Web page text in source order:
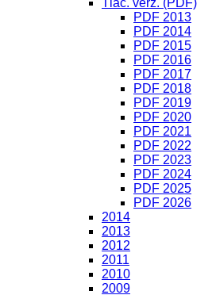
Tlač. verz. (PDF)
PDF 2013
PDF 2014
PDF 2015
PDF 2016
PDF 2017
PDF 2018
PDF 2019
PDF 2020
PDF 2021
PDF 2022
PDF 2023
PDF 2024
PDF 2025
PDF 2026
2014
2013
2012
2011
2010
2009